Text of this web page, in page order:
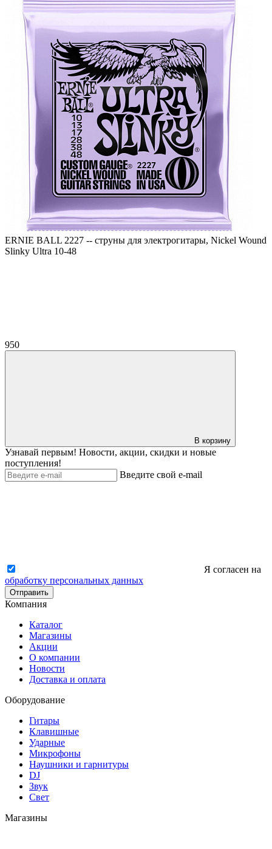
ERNIE BALL 2227 -- струны для электрогитары, Nickel Wound
Slinky Ultra 10-48
950
В корзину
Узнавай первым! Новости, акции, скидки и новые
поступления!
Введите свой e-mail
Я согласен на
обработку персональных данных
Отправить
Компания
Каталог
Магазины
Акции
О компании
Новости
Доставка и оплата
Оборудование
Гитары
Клавишные
Ударные
Микрофоны
Наушники и гарнитуры
DJ
Звук
Свет
Магазины